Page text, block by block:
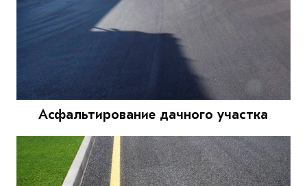
Асфальтирование дачного участка